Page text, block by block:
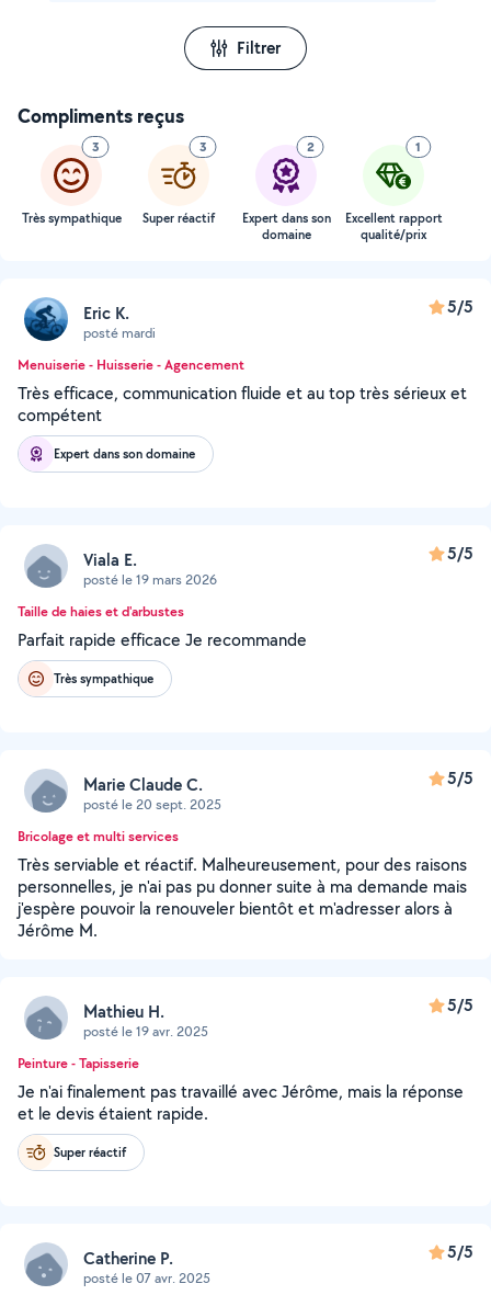
Filtrer
Compliments reçus
3
Très sympathique
3
Super réactif
2
Expert dans son
domaine
1
Excellent rapport
qualité/prix
Eric K.
posté mardi
5/5
Menuiserie - Huisserie - Agencement
Très efficace, communication fluide et au top très sérieux et
compétent
Expert dans son domaine
Viala E.
posté le 19 mars 2026
5/5
Taille de haies et d'arbustes
Parfait rapide efficace Je recommande
Très sympathique
Marie Claude C.
posté le 20 sept. 2025
5/5
Bricolage et multi services
Très serviable et réactif. Malheureusement, pour des raisons
personnelles, je n'ai pas pu donner suite à ma demande mais
j'espère pouvoir la renouveler bientôt et m'adresser alors à
Jérôme M.
Mathieu H.
posté le 19 avr. 2025
5/5
Peinture - Tapisserie
Je n'ai finalement pas travaillé avec Jérôme, mais la réponse
et le devis étaient rapide.
Super réactif
Catherine P.
posté le 07 avr. 2025
5/5